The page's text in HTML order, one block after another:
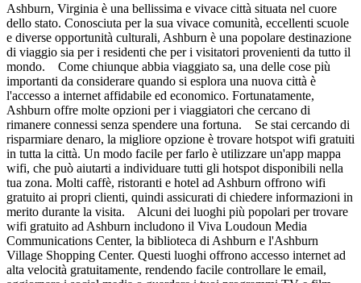
Ashburn, Virginia è una bellissima e vivace città situata nel cuore
dello stato. Conosciuta per la sua vivace comunità, eccellenti scuole
e diverse opportunità culturali, Ashburn è una popolare destinazione
di viaggio sia per i residenti che per i visitatori provenienti da tutto il
mondo. Come chiunque abbia viaggiato sa, una delle cose più
importanti da considerare quando si esplora una nuova città è
l'accesso a internet affidabile ed economico. Fortunatamente,
Ashburn offre molte opzioni per i viaggiatori che cercano di
rimanere connessi senza spendere una fortuna. Se stai cercando di
risparmiare denaro, la migliore opzione è trovare hotspot wifi gratuiti
in tutta la città. Un modo facile per farlo è utilizzare un'app mappa
wifi, che può aiutarti a individuare tutti gli hotspot disponibili nella
tua zona. Molti caffè, ristoranti e hotel ad Ashburn offrono wifi
gratuito ai propri clienti, quindi assicurati di chiedere informazioni in
merito durante la visita. Alcuni dei luoghi più popolari per trovare
wifi gratuito ad Ashburn includono il Viva Loudoun Media
Communications Center, la biblioteca di Ashburn e l'Ashburn
Village Shopping Center. Questi luoghi offrono accesso internet ad
alta velocità gratuitamente, rendendo facile controllare le email,